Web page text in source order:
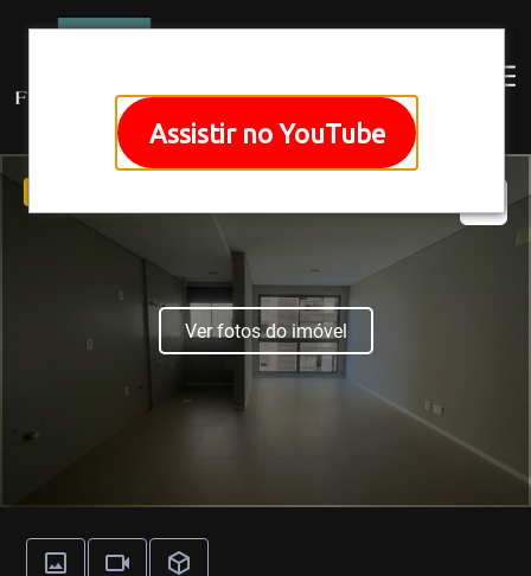
Assistir no YouTube
Ver fotos do imóvel